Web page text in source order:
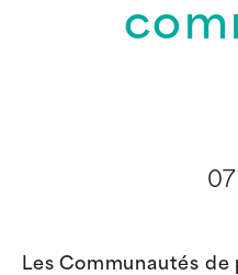
Les Communautés de